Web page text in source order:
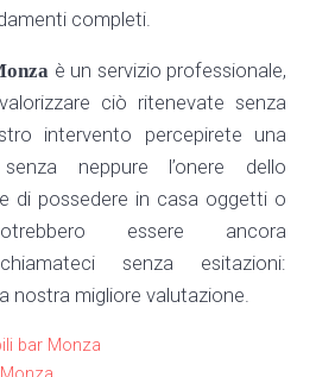
completi.
è un servizio professionale,
ciò ritenevate senza
intervento percepirete una
neppure l’onere dello
di possedere in casa oggetti o
essere ancora
senza esitazioni:
nostra migliore valutazione.
bar Monza